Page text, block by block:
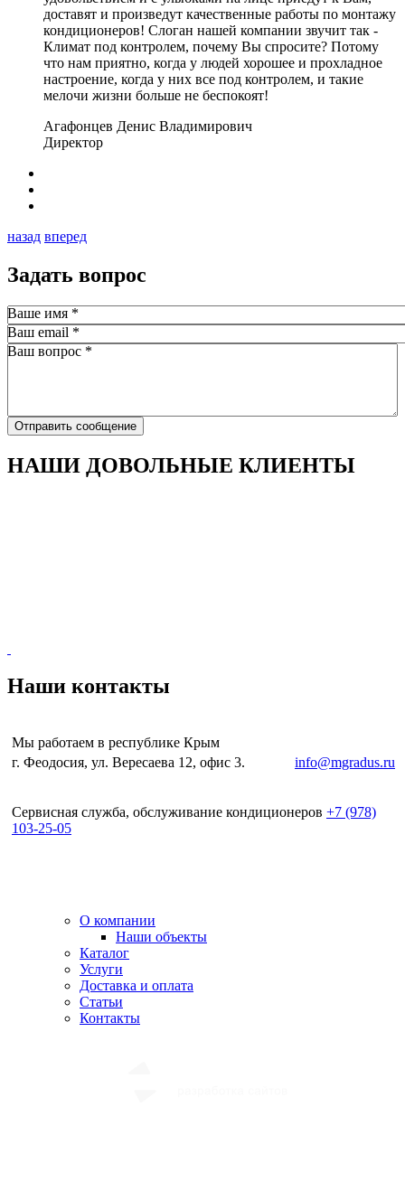
доставят и произведут качественные работы по монтажу
кондиционеров! Слоган нашей компании звучит так -
Климат под контролем, почему Вы спросите? Потому
что нам приятно, когда у людей хорошее и прохладное
настроение, когда у них все под контролем, и такие
мелочи жизни больше не беспокоят!
Агафонцев Денис Владимирович
Директор
назад вперед
Задать вопрос
Ваше имя *
Ваш email *
Ваш вопрос *
Отправить сообщение
НАШИ ДОВОЛЬНЫЕ КЛИЕНТЫ
Наши контакты
Мы работаем в республике Крым
г. Феодосия, ул. Вересаева 12, офис 3.
info@mgradus.ru
Сервисная служба, обслуживание кондиционеров +7 (978)
103-25-05
О компании
Наши объекты
Каталог
Услуги
Доставка и оплата
Статьи
Контакты